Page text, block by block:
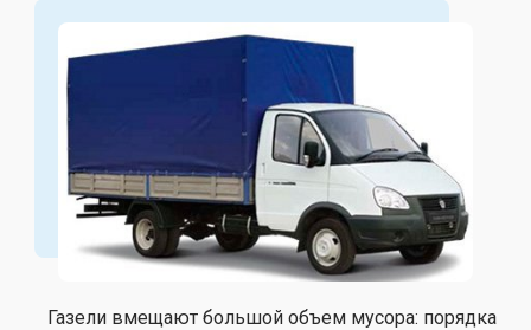
Газели вмещают большой объем мусора: порядка